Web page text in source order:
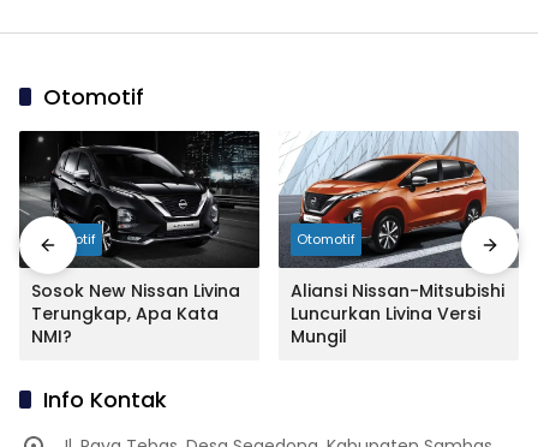
Otomotif
Otomotif
Sosok New Nissan Livina
Terungkap, Apa Kata
NMI?
Otomotif
Aliansi Nissan-Mitsubishi
Luncurkan Livina Versi
Mungil
Info Kontak